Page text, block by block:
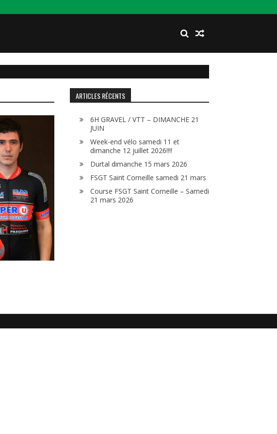
ARTICLES RÉCENTS
6H GRAVEL / VTT – DIMANCHE 21
JUIN
Week-end vélo samedi 11 et
dimanche 12 juillet 2026!!!!
Durtal dimanche 15 mars 2026
FSGT Saint Corneille samedi 21 mars
Course FSGT Saint Corneille – Samedi
21 mars 2026